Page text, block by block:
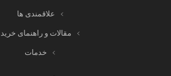
علاقمندی ها
مقالات و راهنمای خرید
خدمات